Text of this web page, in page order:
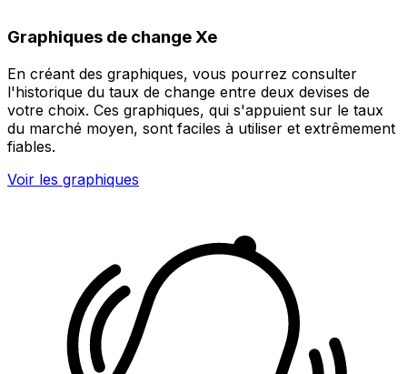
Graphiques de change Xe
En créant des graphiques, vous pourrez consulter
l'historique du taux de change entre deux devises de
votre choix. Ces graphiques, qui s'appuient sur le taux
du marché moyen, sont faciles à utiliser et extrêmement
fiables.
Voir les graphiques